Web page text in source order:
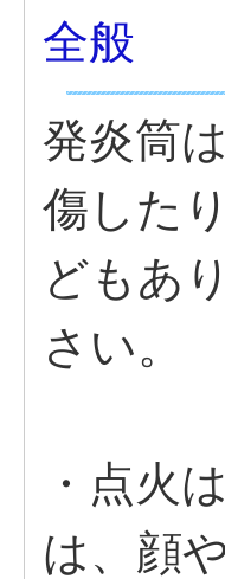
全般
発炎筒
傷した
どもあ
さい。
・点火
は、顔